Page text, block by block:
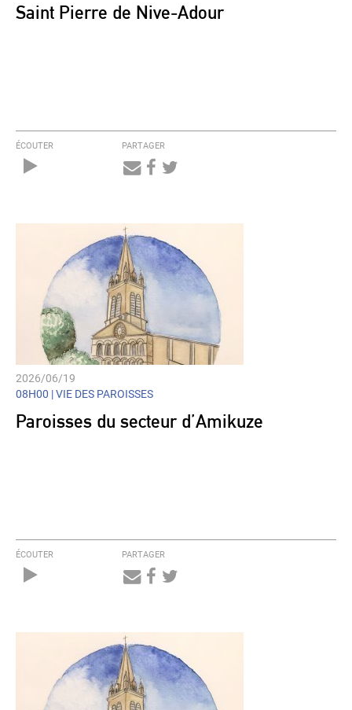
Saint Pierre de Nive-Adour
ÉCOUTER PARTAGER
2026/06/19
08H00 |VIE DES PAROISSES
Paroisses du secteur d’Amikuze
ÉCOUTER PARTAGER